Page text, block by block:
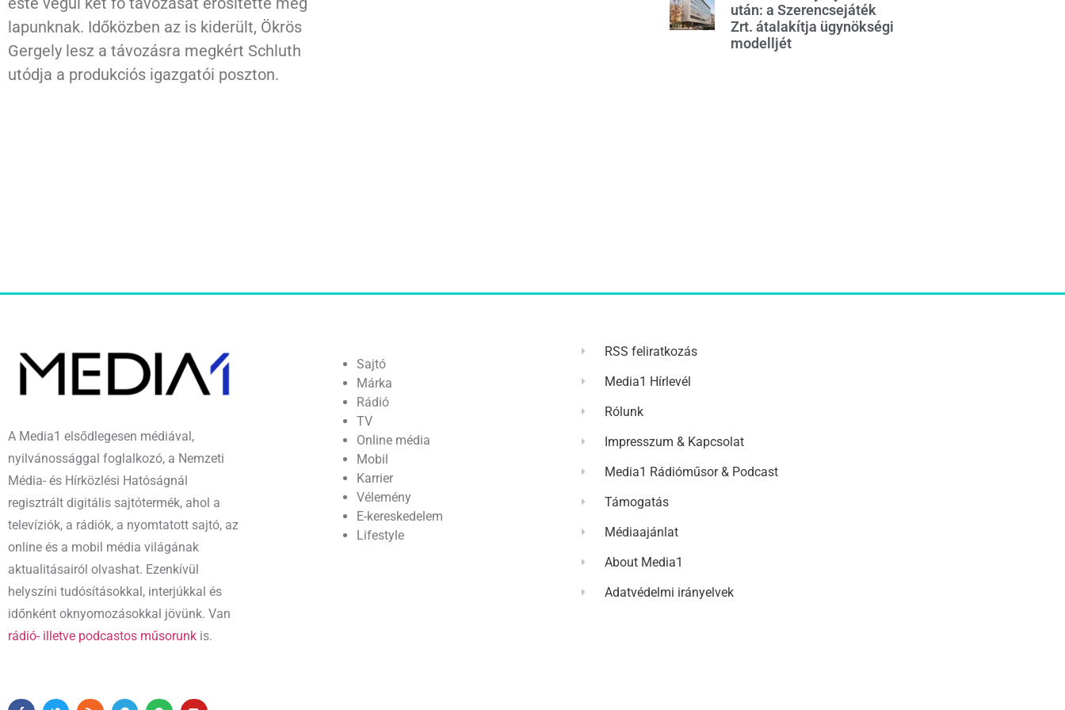
lapunknak. Időközben az is kiderült, Ökrös
Gergely lesz a távozásra megkért Schluth
utódja a produkciós igazgatói poszton.
után: a Szerencsejáték
Zrt. átalakítja ügynökségi
modelljét
A Media1 elsődlegesen médiával,
nyilvánossággal foglalkozó, a Nemzeti
Média- és Hírközlési Hatóságnál
regisztrált digitális sajtótermék, ahol a
televíziók, a rádiók, a nyomtatott sajtó, az
online és a mobil média világának
aktualitásairól olvashat. Ezenkívül
helyszíni tudósításokkal, interjúkkal és
időnként oknyomozásokkal jövünk. Van
rádió- illetve podcastos műsorunk is.
Sajtó
Márka
Rádió
TV
Online média
Mobil
Karrier
Vélemény
E-kereskedelem
Lifestyle
RSS feliratkozás
Media1 Hírlevél
Rólunk
Impresszum & Kapcsolat
Media1 Rádióműsor & Podcast
Támogatás
Médiaajánlat
About Media1
Adatvédelmi irányelvek